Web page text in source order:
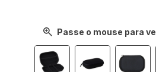
Passe o mouse para